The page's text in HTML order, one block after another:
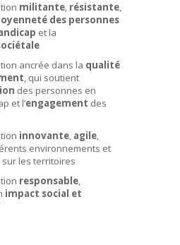
militante, résistante,
des personnes
et la
ancrée dans la qualité
, qui soutient
des personnes en
et l’engagement des
innovante, agile,
environnements et
les territoires
responsable,
impact social et